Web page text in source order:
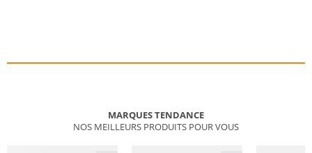
MARQUES TENDANCE
NOS MEILLEURS PRODUITS POUR VOUS